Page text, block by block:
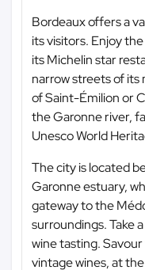
Bordeaux offers a
its visitors. Enjoy
its Michelin star
narrow streets of its
of Saint-Émilion or
the Garonne river,
Unesco World
The city is located
Garonne estuary,
gateway to the
surroundings. Take
wine tasting.
vintage wines, at